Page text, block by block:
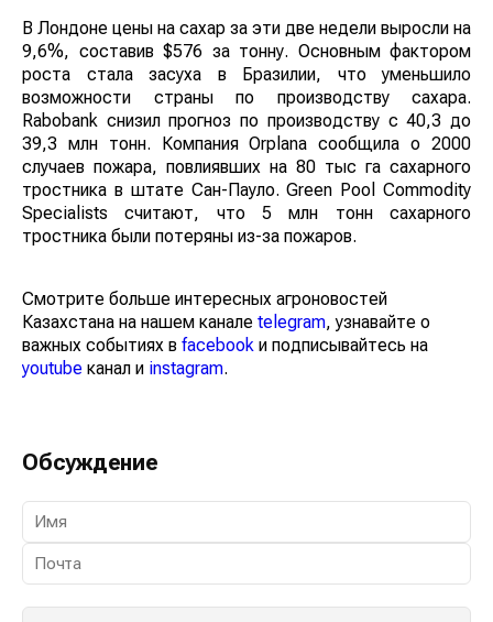
В Лондоне цены на сахар за эти две недели выросли на
9,6%, составив $576 за тонну. Основным фактором
роста стала засуха в Бразилии, что уменьшило
возможности страны по производству сахара.
Rabobank снизил прогноз по производству с 40,3 до
39,3 млн тонн. Компания Orplana сообщила о 2000
случаев пожара, повлиявших на 80 тыс га сахарного
тростника в штате Сан-Пауло. Green Pool Commodity
Specialists считают, что 5 млн тонн сахарного
тростника были потеряны из-за пожаров.
Смотрите больше интересных агроновостей
Казахстана на нашем канале telegram, узнавайте о
важных событиях в facebook и подписывайтесь на
youtube канал и instagram.
Обсуждение